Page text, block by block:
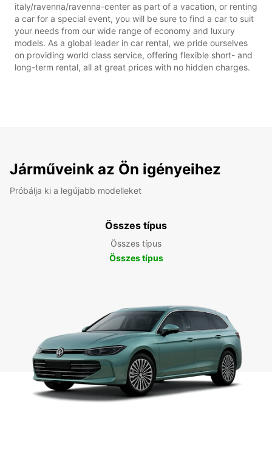
italy/ravenna/ravenna-center as part of a vacation, or renting
a car for a special event, you will be sure to find a car to suit
your needs from our wide range of economy and luxury
models. As a global leader in car rental, we pride ourselves
on providing world class service, offering flexible short- and
long-term rental, all at great prices with no hidden charges.
Járműveink az Ön igényeihez
Próbálja ki a legújabb modelleket
Összes típus
Összes típus
Összes típus